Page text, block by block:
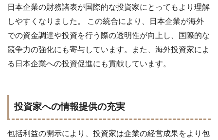
日本企業の財務諸表が国際的な投資家にとってもより理解
しやすくなりました。 この統合により、日本企業が海外
での資金調達や投資を行う際の透明性が向上し、国際的な
競争力の強化にも寄与しています。また、海外投資家によ
る日本企業への投資促進にも貢献しています。
投資家への情報提供の充実
包括利益の開示により、投資家は企業の経営成果をより包